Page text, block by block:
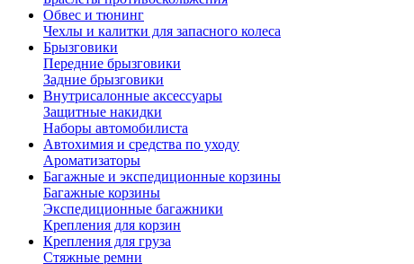
Обвес и тюнинг
Чехлы и калитки для запасного колеса
Брызговики
Передние брызговики
Задние брызговики
Внутрисалонные аксессуары
Защитные накидки
Наборы автомобилиста
Автохимия и средства по уходу
Ароматизаторы
Багажные и экспедиционные корзины
Багажные корзины
Экспедиционные багажники
Крепления для корзин
Крепления для груза
Стяжные ремни